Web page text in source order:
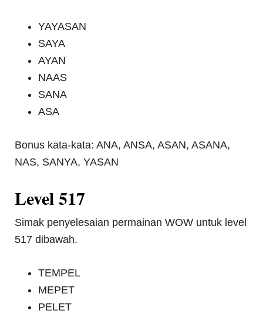
YAYASAN
SAYA
AYAN
NAAS
SANA
ASA
Bonus kata-kata: ANA, ANSA, ASAN, ASANA,
NAS, SANYA, YASAN
Level 517
Simak penyelesaian permainan WOW untuk level
517 dibawah.
TEMPEL
MEPET
PELET